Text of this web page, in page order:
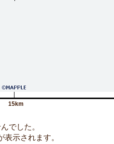
15km
でした。
示されます。